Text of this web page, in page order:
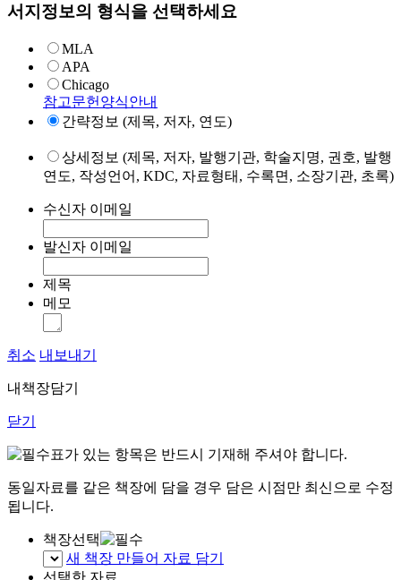
서지정보의 형식을 선택하세요
MLA
APA
Chicago
참고문헌양식안내
간략정보 (제목, 저자, 연도)
상세정보 (제목, 저자, 발행기관, 학술지명, 권호, 발행
연도, 작성언어, KDC, 자료형태, 수록면, 소장기관, 초록)
수신자 이메일
발신자 이메일
제목
메모
취소 내보내기
내책장담기
닫기
표가 있는 항목은 반드시 기재해 주셔야 합니다.
동일자료를 같은 책장에 담을 경우 담은 시점만 최신으로 수정
됩니다.
책장선택
새 책장 만들어 자료 담기